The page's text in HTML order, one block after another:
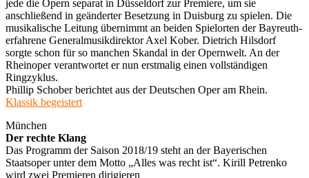
jede die Opern separat in Düsseldorf zur Premiere, um sie
anschließend in geänderter Besetzung in Duisburg zu spielen. Die
musikalische Leitung übernimmt an beiden Spielorten der Bayreuth-
erfahrene Generalmusikdirektor Axel Kober. Dietrich Hilsdorf
sorgte schon für so manchen Skandal in der Opernwelt. An der
Rheinoper verantwortet er nun erstmalig einen vollständigen
Ringzyklus.
Phillip Schober berichtet aus der Deutschen Oper am Rhein.
Klassik begeistert
München
Der rechte Klang
Das Programm der Saison 2018/19 steht an der Bayerischen
Staatsoper unter dem Motto „Alles was recht ist“. Kirill Petrenko
wird zwei Premieren dirigieren